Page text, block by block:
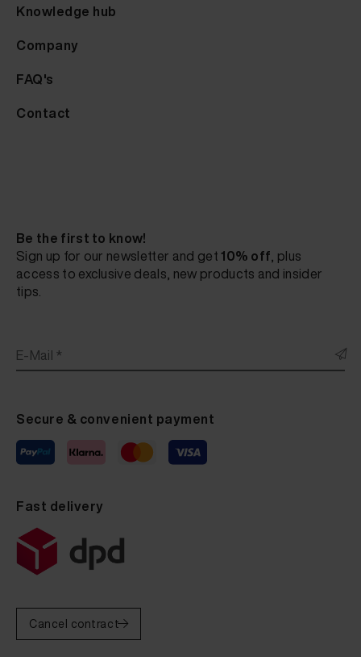
Knowledge hub
Company
FAQ's
Contact
Be the first to know!
Sign up for our newsletter and get10% off, plus
access to exclusive deals, new products and insider
tips.
E-Mail *
Secure & convenient payment
Fast delivery
Cancel contract